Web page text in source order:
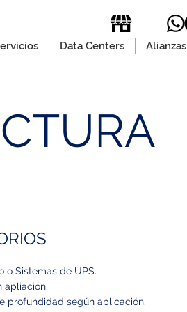
Data Centers Alianzas
o Sistemas de UPS.
apliación.
profundidad según aplicación.